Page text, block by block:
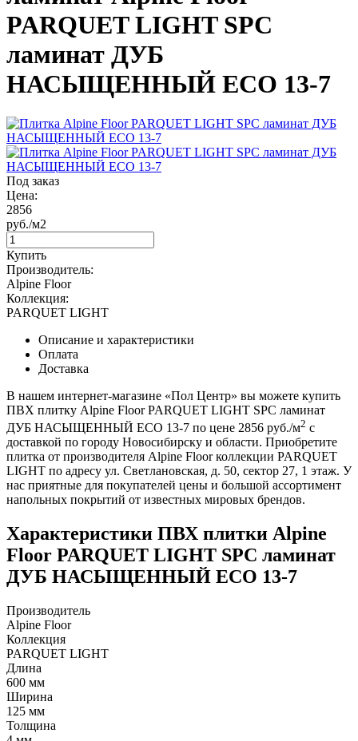
PARQUET LIGHT SPC
ламинат ДУБ
НАСЫЩЕННЫЙ ЕСО 13-7
Под заказ
Цена:
2856
руб./м2
Купить
Производитель:
Alpine Floor
Коллекция:
PARQUET LIGHT
Описание и характеристики
Оплата
Доставка
В нашем интернет-магазине «Пол Центр» вы можете купить
ПВХ плитку Alpine Floor PARQUET LIGHT SPC ламинат
ДУБ НАСЫЩЕННЫЙ ЕСО 13-7 по цене 2856 руб./м2 с
доставкой по городу Новосибирску и области. Приобретите
плитка от производителя Alpine Floor коллекции PARQUET
LIGHT по адресу ул. Светлановская, д. 50, сектор 27, 1 этаж. У
нас приятные для покупателей цены и большой ассортимент
напольных покрытий от известных мировых брендов.
Характеристики ПВХ плитки Alpine
Floor PARQUET LIGHT SPC ламинат
ДУБ НАСЫЩЕННЫЙ ЕСО 13-7
Производитель
Alpine Floor
Коллекция
PARQUET LIGHT
Длина
600 мм
Ширина
125 мм
Толщина